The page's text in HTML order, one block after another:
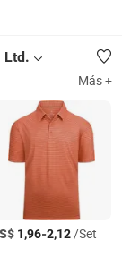
Ltd.
Más +
1,96-2,12/Set